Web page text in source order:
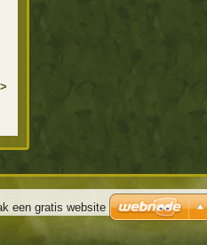
een gratis website